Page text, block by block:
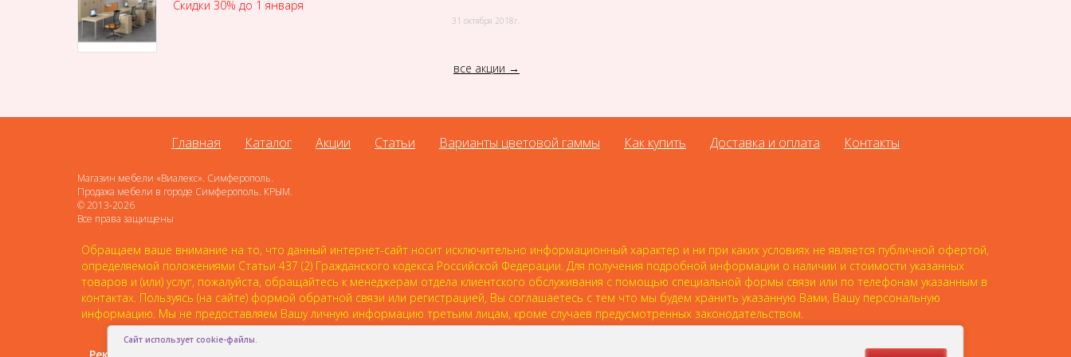
Скидки 30% до 1 января
31 октября 2018г.
все акции
Главная Каталог Акции Статьи Варианты цветовой гаммы Как купить Доставка и оплата Контакты
Магазин мебели «Виалекс». Симферополь.
Продажа мебели в городе Симферополь. КРЫМ.
© 2013-2026
Все права защищены
Обращаем ваше внимание на то, что данный интернет-сайт носит исключительно информационный характер и ни при каких условиях не является публичной офертой,
определяемой положениями Статьи 437 (2) Гражданского кодекса Российской Федерации. Для получения подробной информации о наличии и стоимости указанных
товаров и (или) услуг, пожалуйста, обращайтесь к менеджерам отдела клиентского обслуживания с помощью специальной формы связи или по телефонам указанным в
контактах. Пользуясь (на сайте) формой обратной связи или регистрацией, Вы соглашаетесь с тем что мы будем хранить указанную Вами, Вашу персональную
информацию. Мы не предоставляем Вашу личную информацию третьим лицам, кроме случаев предусмотренных законодательством.
Сайт использует cookie-файлы.